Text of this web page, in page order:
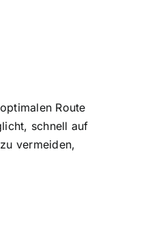
Route
schnell auf
vermeiden,